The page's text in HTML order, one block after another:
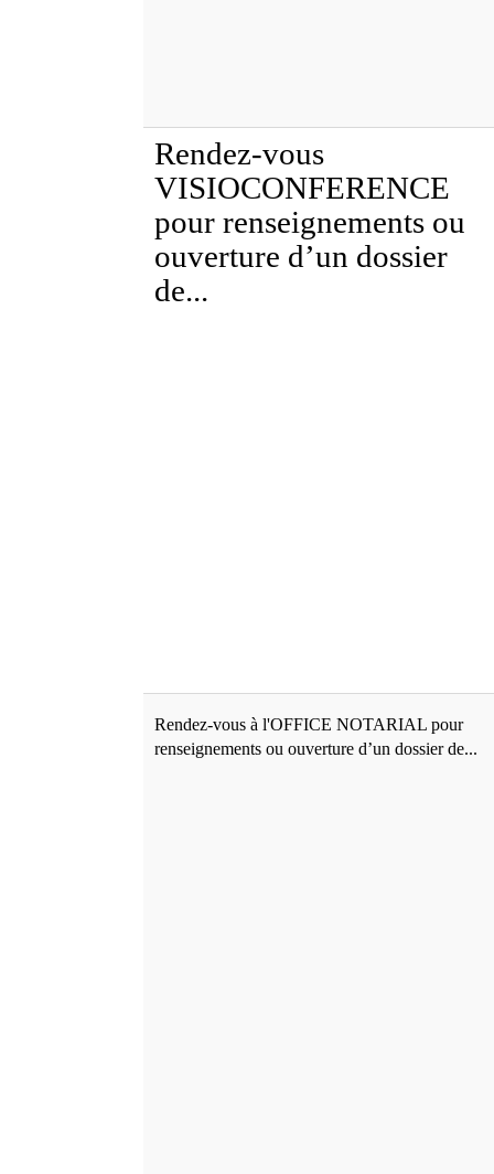
Rendez-vous
VISIOCONFERENCE
pour renseignements ou
ouverture d’un dossier
de...
Rendez-vous à l'OFFICE NOTARIAL pour
renseignements ou ouverture d’un dossier de...